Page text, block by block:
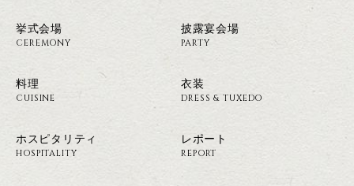
挙式会場
CEREMONY
披露宴会場
PARTY
料理
CUISINE
衣装
DRESS & TUXEDO
ホスピタリティ
HOSPITALITY
レポート
REPORT